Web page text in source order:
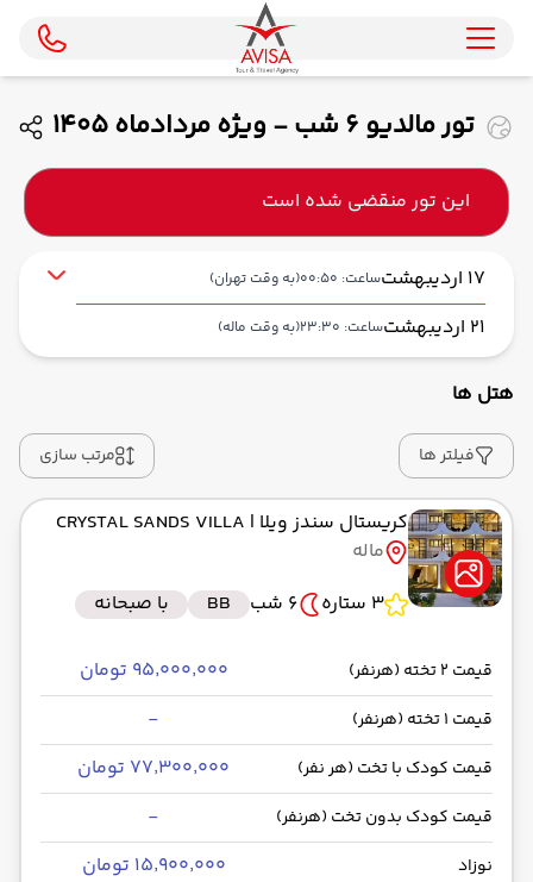
تور مالدیو 6 شب - ویژه مردادماه 1405
( فلای دبی )
این تور منقضی شده است
17 اردیبهشت ساعت: 00:50 (به وقت تهران)
21 اردیبهشت ساعت: 23:30 (به وقت ماله)
حرکت از مبدا: 00:50
به فرودگاه بین‌المللی دبی DXB
رسیدن به مقصد : 03:35
فلای دبی -Economy
مدت سفر: 02:15
از فرودگاه بین‌المللی دبی DXB
حرکت از مبدا: 10:10
به فرودگاه بین‌المللی ابراهیم نصیر MLE
رسیدن به مقصد : 15:30
فلای دبی -Economy
هتل ها
فیلتر ها مرتب سازی
کریستال سندز ویلا | CRYSTAL SANDS VILLA
ماله
3 ستاره
6 شب BB با صبحانه
قیمت 2 تخته (هرنفر) ۹۵٬۰۰۰٬۰۰۰ تومان
قیمت 1 تخته (هرنفر) -
قیمت کودک با تخت (هر نفر) ۷۷٬۳۰۰٬۰۰۰ تومان
قیمت کودک بدون تخت (هرنفر) -
نوزاد ۱۵٬۹۰۰٬۰۰۰ تومان